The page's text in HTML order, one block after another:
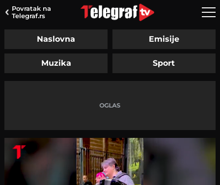
Povratak na
Telegraf.rs
Naslovna Emisije
Muzika Sport